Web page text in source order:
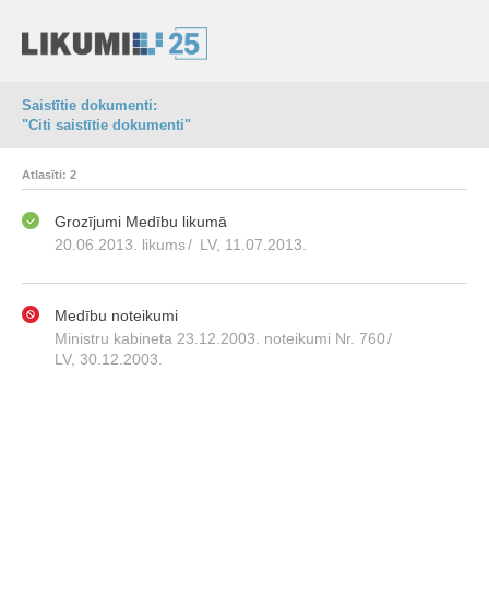
Saistītie dokumenti:
"Citi saistītie dokumenti"
Atlasīti: 2
Grozījumi Medību likumā
20.06.2013. likums/ LV, 11.07.2013.
Medību noteikumi
Ministru kabineta 23.12.2003. noteikumi Nr. 760/
LV, 30.12.2003.